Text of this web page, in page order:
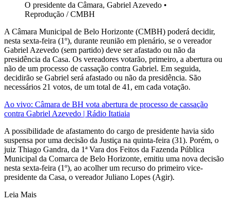
O presidente da Câmara, Gabriel Azevedo •
Reprodução / CMBH
A Câmara Municipal de Belo Horizonte (CMBH) poderá decidir,
nesta sexta-feira (1º), durante reunião em plenário, se o vereador
Gabriel Azevedo (sem partido) deve ser afastado ou não da
presidência da Casa. Os vereadores votarão, primeiro, a abertura ou
não de um processo de cassação contra Gabriel. Em seguida,
decidirão se Gabriel será afastado ou não da presidência. São
necessários 21 votos, de um total de 41, em cada votação.
Ao vivo: Câmara de BH vota abertura de processo de cassação
contra Gabriel Azevedo | Rádio Itatiaia
A possibilidade de afastamento do cargo de presidente havia sido
suspensa por uma decisão da Justiça na quinta-feira (31). Porém, o
juiz Thiago Gandra, da 1ª Vara dos Feitos da Fazenda Pública
Municipal da Comarca de Belo Horizonte, emitiu uma nova decisão
nesta sexta-feira (1º), ao acolher um recurso do primeiro vice-
presidente da Casa, o vereador Juliano Lopes (Agir).
Leia Mais